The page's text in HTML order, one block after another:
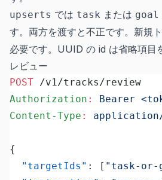
upserts では task または goal
す。両方を渡すと不正です。新規
必要です。UUID の id は省略項目
レビュー
POST /v1/tracks/review
Authorization :
Bearer
Content-Type :
{
  "targetIds"
: [ "task-or-